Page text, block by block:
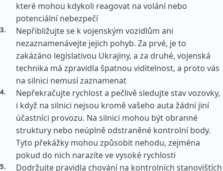
které mohou kdykoli reagovat na volání nebo
potenciální nebezpečí
Nepřibližujte se k vojenským vozidlům ani
nezaznamenávejte jejich pohyb. Za prvé, je to
zakázáno legislativou Ukrajiny, a za druhé, vojenská
technika má zpravidla špatnou viditelnost, a proto vás
na silnici nemusí zaznamenat
Nepřekračujte rychlost a pečlivě sledujte stav vozovky,
i když na silnici nejsou kromě vašeho auta žádní jiní
účastníci provozu. Na silnici mohou být obranné
struktury nebo neúplně odstraněné kontrolní body.
Tyto překážky mohou způsobit nehodu, zejména
pokud do nich narazíte ve vysoké rychlosti
Dodržujte pravidla chování na kontrolních stanovištích